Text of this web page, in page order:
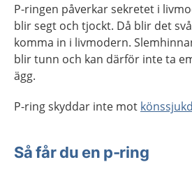
P-ringen påverkar sekretet i
blir segt och tjockt. Då blir det
komma in i livmodern.
blir tunn och kan därför inte ta
ägg.
P-ring skyddar inte mot
Så får du en p-ring